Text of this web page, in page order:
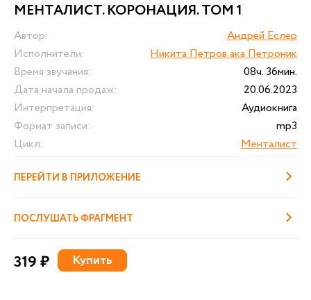
МЕНТАЛИСТ. КОРОНАЦИЯ. ТОМ 1
Автор:
Андрей Еслер
Исполнители:
Никита Петров ака Петроник
Время звучания:
08ч. 36мин.
Дата начала продаж:
20.06.2023
Интерпретация:
Аудиокнига
Формат записи:
mp3
Цикл:
Менталист
ПЕРЕЙТИ В ПРИЛОЖЕНИЕ
ПОСЛУШАТЬ ФРАГМЕНТ
319 ₽ Купить